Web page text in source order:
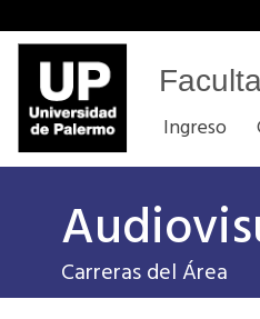
Ingreso
Carreras del Área